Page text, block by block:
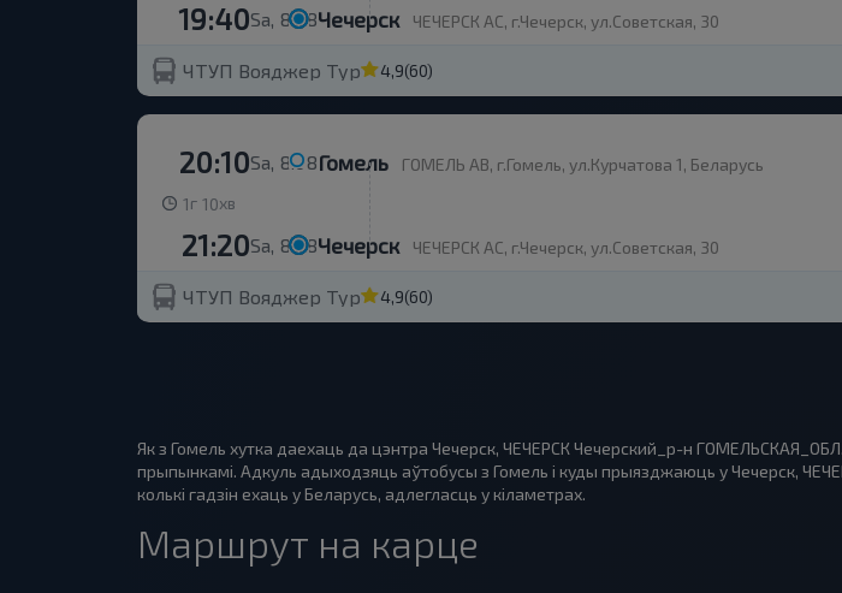
Sa, 8.08
19:40 Чечерск ЧЕЧЕРСК АС, г.Чечерск, ул.Советская, 30
ЧТУП Вояджер Тур 4,9(60)
Sa, 8.08
20:10 Гомель
ГОМЕЛЬ АВ, г.Гомель, ул.Курчатова 1, Беларусь
1г 10хв
Sa, 8.08
21:20 Чечерск ЧЕЧЕРСК АС, г.Чечерск, ул.Советская, 30
ЧТУП Вояджер Тур 4,9(60)
Як з Гомель хутка даехаць да цэнтра Чечерск, ЧЕЧЕРСК Чечерский_р-н
прыпынкамі. Адкуль адыходзяць аўтобусы з Гомель і куды прыязджаюць у Чечерск,
колькі гадзін ехаць у Беларусь, адлегласць у кіламетрах.
Маршрут на карце